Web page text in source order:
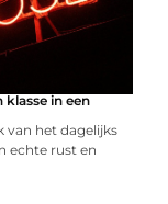
in een
van het dagelijks
echte rust en